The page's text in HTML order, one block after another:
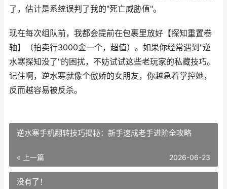
了，估计是系统误判了我的"死亡威胁值"。
现在每次组队前，我都会提前在包裹里放好【探知重置卷
轴】（拍卖行3000金一个，超值）。如果你经常遇到"逆
水寒探知没了"的困扰，不妨试试这些老玩家的私藏技巧。
记住啊，逆水寒就像个傲娇的女朋友，你越急着掌控她，
反而越容易被反杀。
逆水寒手机翻转技巧揭秘：新手速成老手进阶全攻略
« 上一篇 2026-06-23
没有了！